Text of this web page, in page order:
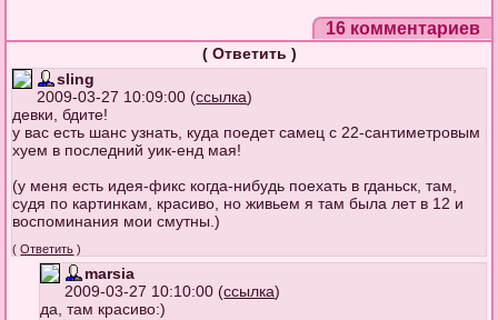
16 комментариев
( Ответить )
sling
2009-03-27 10:09:00 (ссылка)
девки, бдите!
у вас есть шанс узнать, куда поедет самец с 22-сантиметровым
хуем в последний уик-енд мая!
(у меня есть идея-фикс когда-нибудь поехать в гданьск, там,
судя по картинкам, красиво, но живьем я там была лет в 12 и
воспоминания мои смутны.)
(Ответить )
marsia
2009-03-27 10:10:00 (ссылка)
да, там красиво:)